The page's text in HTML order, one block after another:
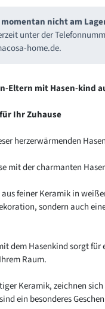
nicht am
unter der
home.de.
Eltern mit Hasen-kind
Ihr Zuhause
herzerwärmenden
mit der charmanten
aus feiner Keramik in
sondern auch
dem Hasenkind sorgt
Raum.
Keramik, zeichnen
ein besonderes